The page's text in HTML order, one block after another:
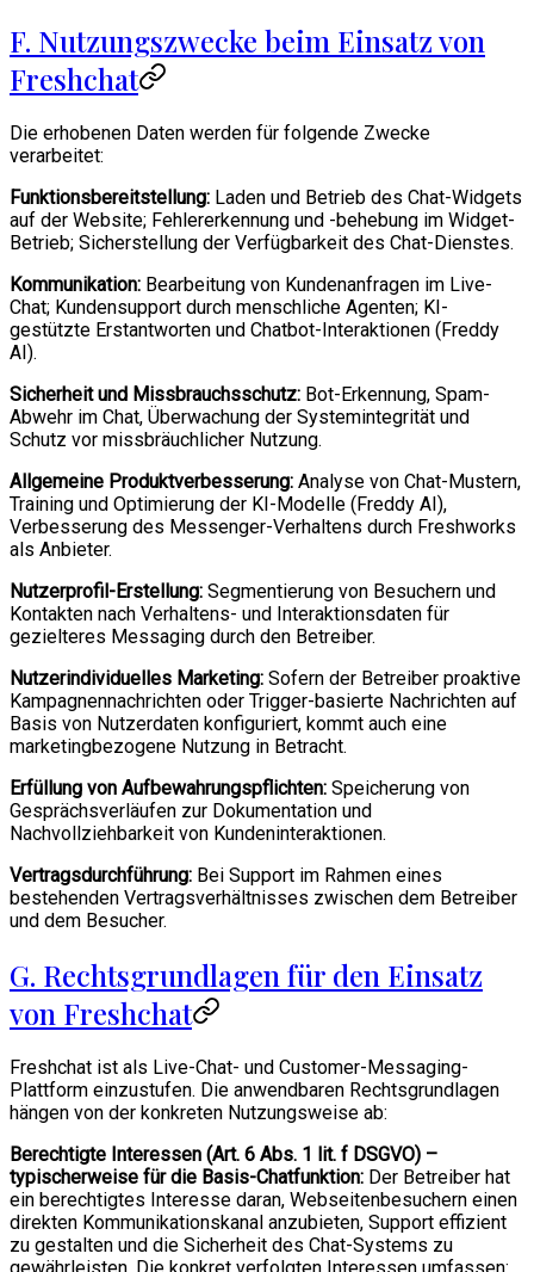
F. Nutzungszwecke beim Einsatz von
Freshchat
Die erhobenen Daten werden für folgende Zwecke
verarbeitet:
Funktionsbereitstellung: Laden und Betrieb des Chat-Widgets
auf der Website; Fehlererkennung und -behebung im Widget-
Betrieb; Sicherstellung der Verfügbarkeit des Chat-Dienstes.
Kommunikation: Bearbeitung von Kundenanfragen im Live-
Chat; Kundensupport durch menschliche Agenten; KI-
gestützte Erstantworten und Chatbot-Interaktionen (Freddy
AI).
Sicherheit und Missbrauchsschutz: Bot-Erkennung, Spam-
Abwehr im Chat, Überwachung der Systemintegrität und
Schutz vor missbräuchlicher Nutzung.
Allgemeine Produktverbesserung: Analyse von Chat-Mustern,
Training und Optimierung der KI-Modelle (Freddy AI),
Verbesserung des Messenger-Verhaltens durch Freshworks
als Anbieter.
Nutzerprofil-Erstellung: Segmentierung von Besuchern und
Kontakten nach Verhaltens- und Interaktionsdaten für
gezielteres Messaging durch den Betreiber.
Nutzerindividuelles Marketing: Sofern der Betreiber proaktive
Kampagnennachrichten oder Trigger-basierte Nachrichten auf
Basis von Nutzerdaten konfiguriert, kommt auch eine
marketingbezogene Nutzung in Betracht.
Erfüllung von Aufbewahrungspflichten: Speicherung von
Gesprächsverläufen zur Dokumentation und
Nachvollziehbarkeit von Kundeninteraktionen.
Vertragsdurchführung: Bei Support im Rahmen eines
bestehenden Vertragsverhältnisses zwischen dem Betreiber
und dem Besucher.
G. Rechtsgrundlagen für den Einsatz
von Freshchat
Freshchat ist als Live-Chat- und Customer-Messaging-
Plattform einzustufen. Die anwendbaren Rechtsgrundlagen
hängen von der konkreten Nutzungsweise ab:
Berechtigte Interessen (Art. 6 Abs. 1 lit. f DSGVO) –
typischerweise für die Basis-Chatfunktion: Der Betreiber hat
ein berechtigtes Interesse daran, Webseitenbesuchern einen
direkten Kommunikationskanal anzubieten, Support effizient
zu gestalten und die Sicherheit des Chat-Systems zu